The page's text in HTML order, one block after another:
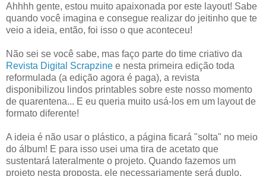
Ahhhh gente, estou muito apaixonada por este layout! Sabe
quando você imagina e consegue realizar do jeitinho que te
veio a ideia, então, foi isso o que aconteceu!
Não sei se você sabe, mas faço parte do time criativo da
Revista Digital Scrapzine e nesta primeira edição toda
reformulada (a edição agora é paga), a revista
disponibilizou lindos printables sobre este nosso momento
de quarentena... E eu queria muito usá-los em um layout de
formato diferente!
A ideia é não usar o plástico, a página ficará "solta" no meio
do álbum! E para isso usei uma tira de acetato que
sustentará lateralmente o projeto. Quando fazemos um
projeto nesta proposta, ele necessariamente será duplo,